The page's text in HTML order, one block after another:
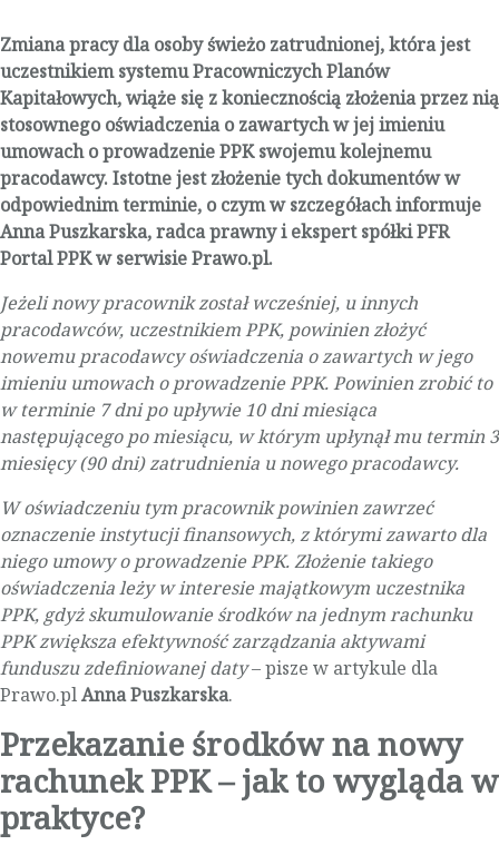
Zmiana pracy dla osoby świeżo zatrudnionej, która jest
uczestnikiem systemu Pracowniczych Planów
Kapitałowych, wiąże się z koniecznością złożenia przez nią
stosownego oświadczenia o zawartych w jej imieniu
umowach o prowadzenie PPK swojemu kolejnemu
pracodawcy. Istotne jest złożenie tych dokumentów w
odpowiednim terminie, o czym w szczegółach informuje
Anna Puszkarska, radca prawny i ekspert spółki PFR
Portal PPK w serwisie Prawo.pl.
Jeżeli nowy pracownik został wcześniej, u innych
pracodawców, uczestnikiem PPK, powinien złożyć
nowemu pracodawcy oświadczenia o zawartych w jego
imieniu umowach o prowadzenie PPK. Powinien zrobić to
w terminie 7 dni po upływie 10 dni miesiąca
następującego po miesiącu, w którym upłynął mu termin 3
miesięcy (90 dni) zatrudnienia u nowego pracodawcy.
W oświadczeniu tym pracownik powinien zawrzeć
oznaczenie instytucji finansowych, z którymi zawarto dla
niego umowy o prowadzenie PPK. Złożenie takiego
oświadczenia leży w interesie majątkowym uczestnika
PPK, gdyż skumulowanie środków na jednym rachunku
PPK zwiększa efektywność zarządzania aktywami
funduszu zdefiniowanej daty– pisze w artykule dla
Prawo.plAnna Puszkarska.
Przekazanie środków na nowy
rachunek PPK – jak to wygląda w
praktyce?